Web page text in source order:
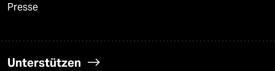
Presse
Unterstützen